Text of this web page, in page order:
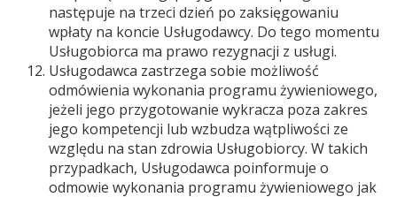
następuje na trzeci dzień po zaksięgowaniu
wpłaty na koncie Usługodawcy. Do tego momentu
Usługobiorca ma prawo rezygnacji z usługi.
Usługodawca zastrzega sobie możliwość
odmówienia wykonania programu żywieniowego,
jeżeli jego przygotowanie wykracza poza zakres
jego kompetencji lub wzbudza wątpliwości ze
względu na stan zdrowia Usługobiorcy. W takich
przypadkach, Usługodawca poinformuje o
odmowie wykonania programu żywieniowego jak